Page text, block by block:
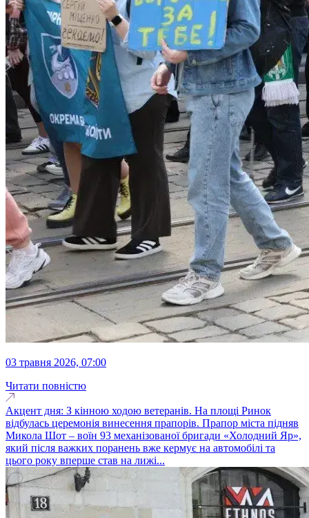
03 травня 2026, 07:00
Читати повністю
Акцент дня: З кінною ходою ветеранів. На площі Ринок
відбулась церемонія винесення прапорів. Прапор міста підняв
Микола Шот – воїн 93 механізованої бригади «Холодний Яр»,
який після важких поранень вже кермує на автомобілі та
цього року вперше став на лижі...